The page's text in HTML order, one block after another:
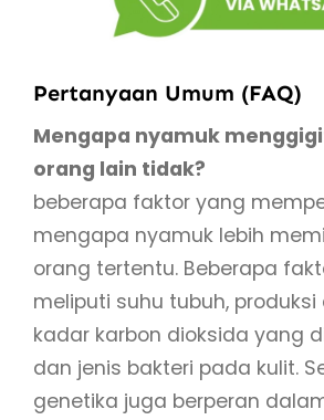
Pertanyaan Umum (FAQ)
Mengapa nyamuk
orang lain tidak?
beberapa faktor yang
mengapa nyamuk lebih
orang tertentu. Beberapa
meliputi suhu tubuh,
kadar karbon dioksida yang
dan jenis bakteri pada kulit.
genetika juga berperan